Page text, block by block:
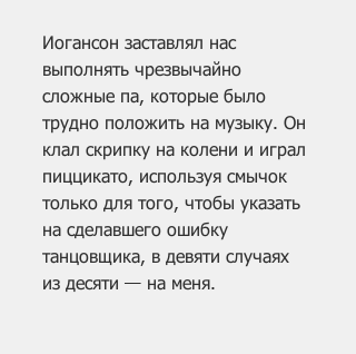
Иогансон заставлял нас
выполнять чрезвычайно
сложные па, которые было
трудно положить на музыку. Он
клал скрипку на колени и играл
пиццикато, используя смычок
только для того, чтобы указать
на сделавшего ошибку
танцовщика, в девяти случаях
из десяти — на меня.